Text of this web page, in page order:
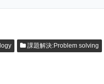
課題解決:Problem solving